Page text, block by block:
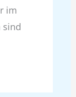
im
sind